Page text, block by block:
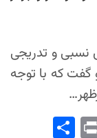
نسبی و تدریجی
گفت که با توجه
Pri